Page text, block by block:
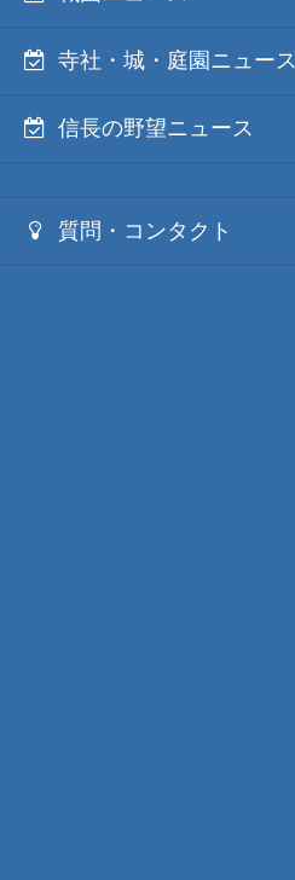
寺社・城・庭園ニュース
信長の野望ニュース
質問・コンタクト